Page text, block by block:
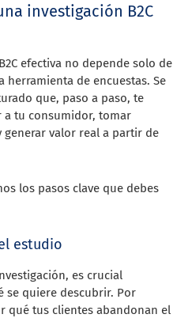
investigación B2C
efectiva no depende solo de
herramienta de encuestas. Se
que, paso a paso, te
tu consumidor, tomar
generar valor real a partir de
los pasos clave que debes
estudio
es crucial
se quiere descubrir. Por
qué tus clientes abandonan el